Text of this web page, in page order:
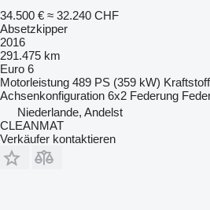
34.500 € ≈ 32.240 CHF
Absetzkipper
2016
291.475 km
Euro 6
Motorleistung 489 PS (359 kW) Kraftstoff
Achsenkonfiguration 6x2 Federung
Niederlande, Andelst
CLEANMAT
Verkäufer kontaktieren